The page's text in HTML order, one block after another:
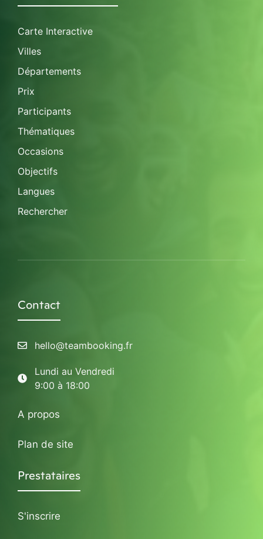
Carte Interactive
Villes
Départements
Prix
Participants
Thématiques
Occasions
Objectifs
Langues
Rechercher
Contact
hello@teambooking.fr
Lundi au Vendredi
9:00 à 18:00
A propos
Plan de site
Prestataires
S'inscrire